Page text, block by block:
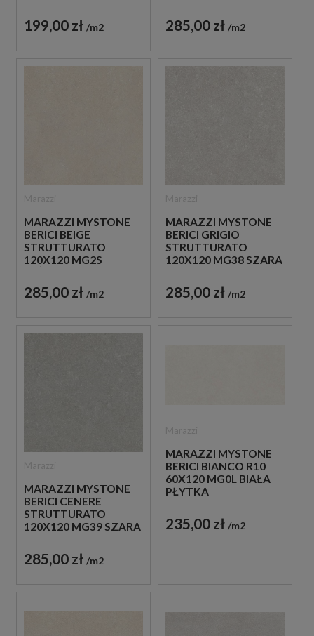
IMITUJĄCA KAMIEŃ
199,00 zł m2
STRUKTURALNA
IMITUJĄCA KAMIEŃ
285,00 zł m2
MARAZZI MYSTONE
BERICI BEIGE
STRUTTURATO
120X120 MG2S
STRUKTURALNA
IMITUJĄCA KAMIEŃ
285,00 zł m2
MARAZZI MYSTONE
BERICI GRIGIO
STRUTTURATO
120X120 MG38 SZARA
STRUKTURALNA
IMITUJĄCA KAMIEŃ
285,00 zł m2
MARAZZI MYSTONE
BERICI CENERE
STRUTTURATO
120X120 MG39 SZARA
STRUKTURALNA
IMITUJĄCA KAMIEŃ
285,00 zł m2
MARAZZI MYSTONE
BERICI BIANCO R10
60X120 MG0L BIAŁA
PŁYTKA
IMITUJĄCA KAMIEŃ
235,00 zł m2